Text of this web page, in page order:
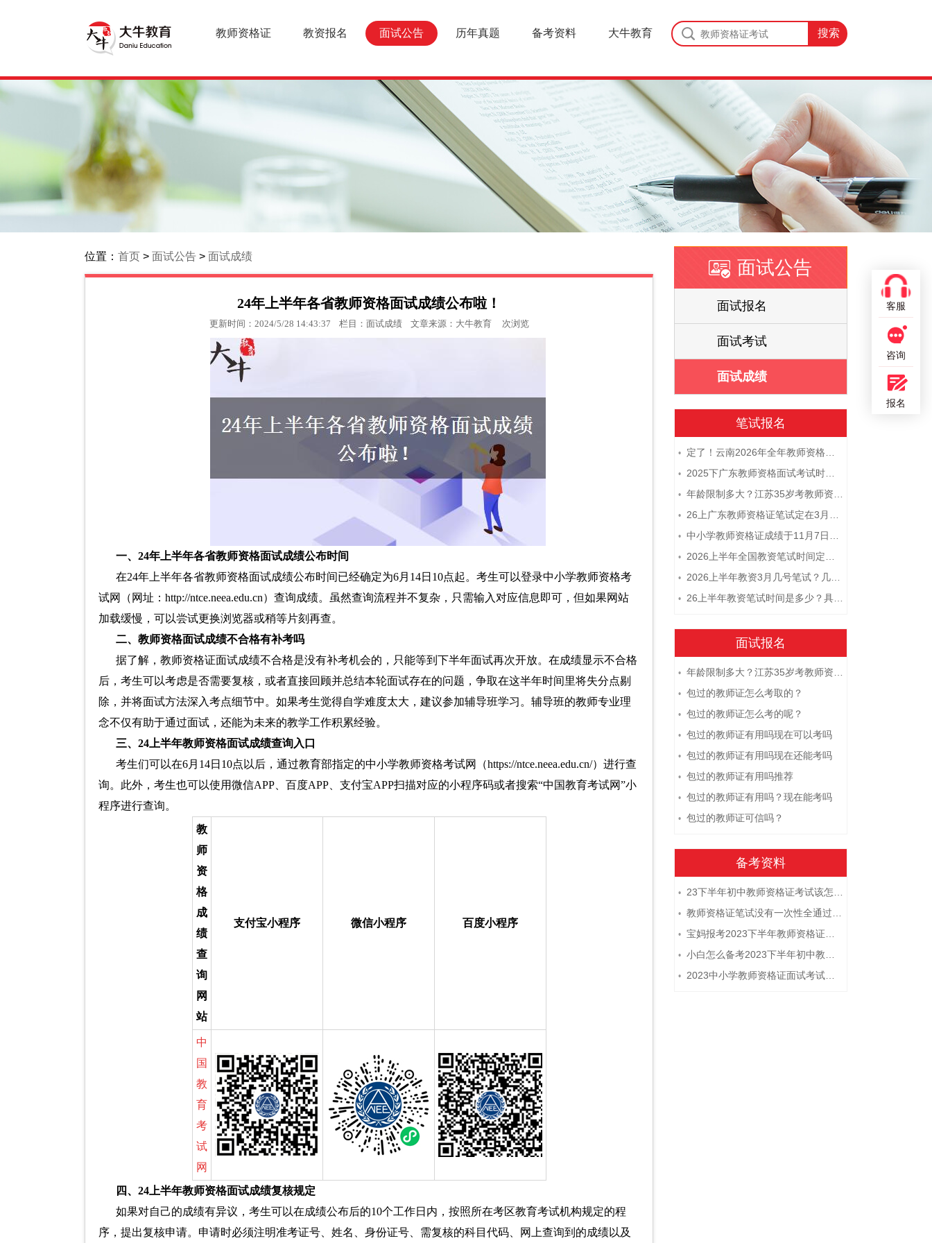
教师资格证 教资报名 面试公告 历年真题 备考资料 大牛教育
位置： 首页 > 面试公告 > 面试成绩
24年上半年各省教师资格面试成绩公布啦！
更新时间：2024/5/28 14:43:37 栏目：面试成绩 文章来源： 大牛教育 次浏览
一、24年上半年各省教师资格面试成绩公布时间
在24年上半年各省教师资格面试成绩公布时间已经确定为6月14日10点起。考生可以登录中小学教师资格考
试网（网址：http://ntce.neea.edu.cn）查询成绩。虽然查询流程并不复杂，只需输入对应信息即可，但如果网站
加载缓慢，可以尝试更换浏览器或稍等片刻再查。
二、教师资格面试成绩不合格有补考吗
据了解，教师资格证面试成绩不合格是没有补考机会的，只能等到下半年面试再次开放。在成绩显示不合格
后，考生可以考虑是否需要复核，或者直接回顾并总结本轮面试存在的问题，争取在这半年时间里将失分点剔
除，并将面试方法深入考点细节中。如果考生觉得自学难度太大，建议参加辅导班学习。辅导班的教师专业理
念不仅有助于通过面试，还能为未来的教学工作积累经验。
三、24上半年教师资格面试成绩查询入口
考生们可以在6月14日10点以后，通过教育部指定的中小学教师资格考试网（https://ntce.neea.edu.cn/）进行查
询。此外，考生也可以使用微信APP、百度APP、支付宝APP扫描对应的小程序码或者搜索“中国教育考试网”小
程序进行查询。
教
师
资
格
成
绩
查
询
网
站
支付宝小程序 微信小程序 百度小程序
中
国
教
育
考
试
网
四、24上半年教师资格面试成绩复核规定
如果对自己的成绩有异议，考生可以在成绩公布后的10个工作日内，按照所在考区教育考试机构规定的程
序，提出复核申请。申请时必须注明准考证号、姓名、身份证号、需复核的科目代码、网上查询到的成绩以及
面试公告
面试报名
面试考试
面试考试
面试成绩
笔试报名
• 定了！云南2026年全年教师资格证考试日程大公开！
• 2025下广东教师资格面试考试时间及科目内容（怎么考）
• 年龄限制多大？江苏35岁考教师资格证晚吗？
• 26上广东教师资格证笔试定在3月7日！附考试指南
• 中小学教师资格证成绩于11月7日10点查！
• 2026上半年全国教资笔试时间定档！
• 2026上半年教资3月几号笔试？几点开考
• 26上半年教资笔试时间是多少？具体安排表一览
面试报名
• 年龄限制多大？江苏35岁考教师资格证晚吗？
• 包过的教师证怎么考取的？
• 包过的教师证怎么考的呢？
• 包过的教师证有用吗现在可以考吗
• 包过的教师证有用吗现在还能考吗
• 包过的教师证有用吗推荐
• 包过的教师证有用吗？现在能考吗
• 包过的教师证可信吗？
备考资料
• 23下半年初中教师资格证考试该怎么复习？
• 教师资格证笔试没有一次性全通过下次需要重新报考吗？
• 宝妈报考2023下半年教师资格证需要报班备考吗？
• 小白怎么备考2023下半年初中教师资格证笔试？
• 2023中小学教师资格证面试考试注意事项
客服
咨询
报名